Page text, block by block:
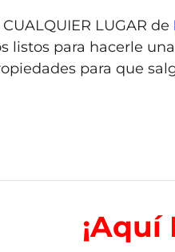
CUALQUIER LUGAR de
listos para hacerle
para que
¡Aquí